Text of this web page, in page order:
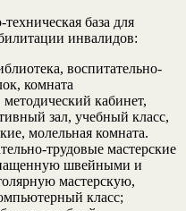
база для
инвалидов:
воспитательно-
комната
методический кабинет,
зал, учебный класс,
молельная комната.
трудовые мастерские
швейными и
мастерскую,
класс;